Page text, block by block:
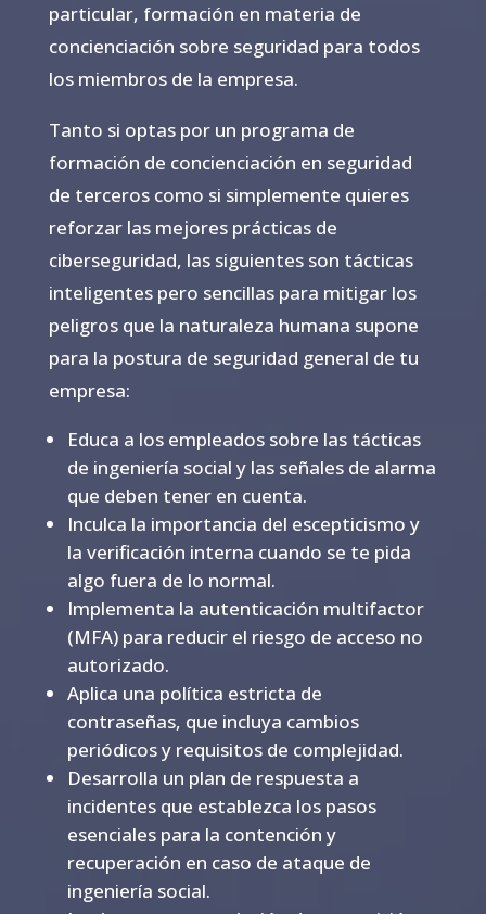
particular, formación en materia de
concienciación sobre seguridad para todos
los miembros de la empresa.
Tanto si optas por un programa de
formación de concienciación en seguridad
de terceros como si simplemente quieres
reforzar las mejores prácticas de
ciberseguridad, las siguientes son tácticas
inteligentes pero sencillas para mitigar los
peligros que la naturaleza humana supone
para la postura de seguridad general de tu
empresa:
Educa a los empleados sobre las tácticas
de ingeniería social y las señales de alarma
que deben tener en cuenta.
Inculca la importancia del escepticismo y
la verificación interna cuando se te pida
algo fuera de lo normal.
Implementa la autenticación multifactor
(MFA) para reducir el riesgo de acceso no
autorizado.
Aplica una política estricta de
contraseñas, que incluya cambios
periódicos y requisitos de complejidad.
Desarrolla un plan de respuesta a
incidentes que establezca los pasos
esenciales para la contención y
recuperación en caso de ataque de
ingeniería social.